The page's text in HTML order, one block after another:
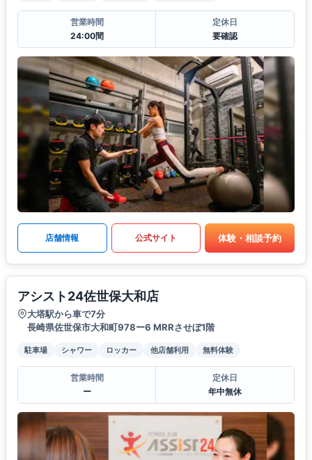
営業時間
24:00間
定休日
要確認
店舗情報 公式サイト 体験・相談予約
アシスト24佐世保大和店
大塔駅から車で7分
長崎県佐世保市大和町978ー6 MRRさせぼ1階
駐車場 シャワー ロッカー 他店舗利用 無料体験
営業時間
ー
定休日
年中無休